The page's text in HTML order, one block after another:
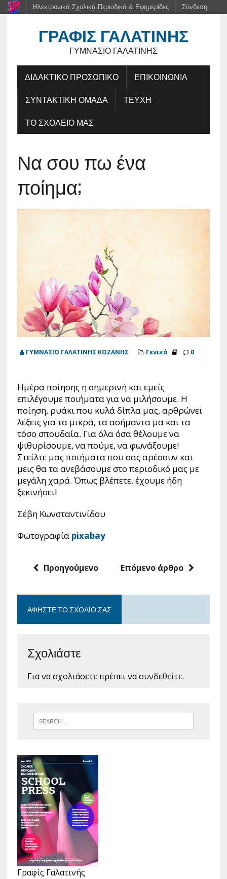
ΓΡΑΦΊΣ ΓΑΛΑΤΙΝΉΣ
ΓΥΜΝΆΣΙΟ ΓΑΛΑΤΙΝΉΣ
ΔΙΔΑΚΤΙΚΟ ΠΡΟΣΩΠΙΚΟ
ΕΠΙΚΟΙΝΩΝΙΑ
ΣΥΝΤΑΚΤΙΚΗ ΟΜΑΔΑ
ΤΕΥΧΗ
ΤΟ ΣΧΟΛΕΙΟ ΜΑΣ
Να σου πω ένα
ποίημα;
ΓΥΜΝΑΣΙΟ ΓΑΛΑΤΙΝΗΣ ΚΟΖΑΝΗΣ Γενικά 0
Ημέρα ποίησης η σημερινή και εμείς
επιλέγουμε ποιήματα για να μιλήσουμε. Η
ποίηση, ρυάκι που κυλά δίπλα μας, αρθρώνει
λέξεις για τα μικρά, τα ασήμαντα μα και τα
τόσο σπουδαία. Για όλα όσα θέλουμε να
ψιθυρίσουμε, να πούμε, να φωνάξουμε!
Στείλτε μας ποιήματα που σας αρέσουν και
μεις θα τα ανεβάσουμε στο περιοδικό μας με
μεγάλη χαρά. Όπως βλέπετε, έχουμε ήδη
ξεκινήσει!
Σέβη Κωνσταντινίδου
Φωτογραφία pixabay
Προηγούμενο Επόμενο άρθρο
ΑΦΉΣΤΕ ΤΟ ΣΧΌΛΙΟ ΣΑΣ
Σχολιάστε
Για να σχολιάσετε πρέπει νασυνδεθείτε.
Γραφίς Γαλατινής
Ηλεκτρονικά Σχολικά Περιοδικά & Εφημερίδες Σύνδεση